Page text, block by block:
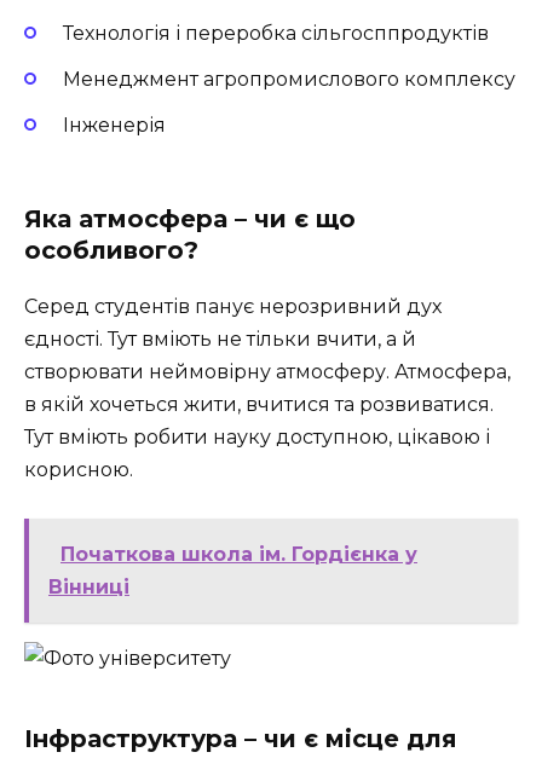
Технологія і переробка сільгосппродуктів
Менеджмент агропромислового комплексу
Інженерія
Яка атмосфера – чи є що
особливого?
Серед студентів панує нерозривний дух
єдності. Тут вміють не тільки вчити, а й
створювати неймовірну атмосферу. Атмосфера,
в якій хочеться жити, вчитися та розвиватися.
Тут вміють робити науку доступною, цікавою і
корисною.
Початкова школа ім. Гордієнка у
Вінниці
Інфраструктура – чи є місце для